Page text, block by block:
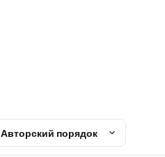
Авторский порядок